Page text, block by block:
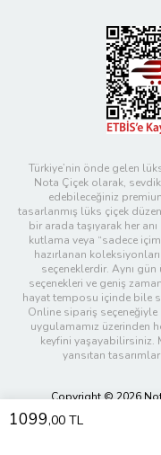
1099,00 TL
Türkiye’nin önde gelen
Nota Çiçek olarak,
edebileceğiniz
tasarlanmış lüks çiçek
bir arada taşıyarak her
kutlama veya “sadece
hazırlanan
seçeneklerdir. Aynı
seçenekleri ve geniş
hayat temposu içinde bile
Online sipariş
uygulamamız üzerinden
keyfini yaşayabilirsiniz.
yansıtan
Copyright © 2026